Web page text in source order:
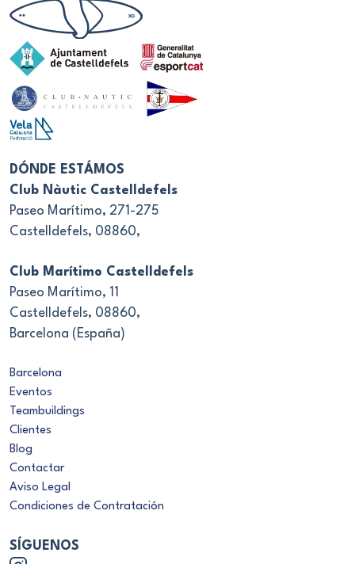
DÓNDE ESTÁMOS
Club Nàutic Castelldefels
Paseo Marítimo, 271-275
Castelldefels, 08860,
Club Marítimo Castelldefels
Paseo Marítimo, 11
Castelldefels, 08860,
Barcelona (España)
Barcelona
Eventos
Teambuildings
Clientes
Blog
Contactar
Aviso Legal
Condiciones de Contratación
SÍGUENOS